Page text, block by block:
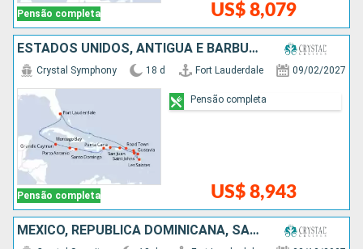
Pensão completa US$ 8,079
ESTADOS UNIDOS, ANTIGUA E BARBUDA, FRANCIA, PORTO RICO, REPUBLICA DOMINICANA, JAMAICA, ISLAS CAIMÁN
Pensão completa
Crystal Symphony 18 d Fort Lauderdale 09/02/2027
US$ 8,943
Pensão completa
MÉXICO, REPUBLICA DOMINICANA, SANTA LUCIA, ISLAS CAIMÁN, ESTADOS UNIDOS, JAMAICA, PORTO RICO